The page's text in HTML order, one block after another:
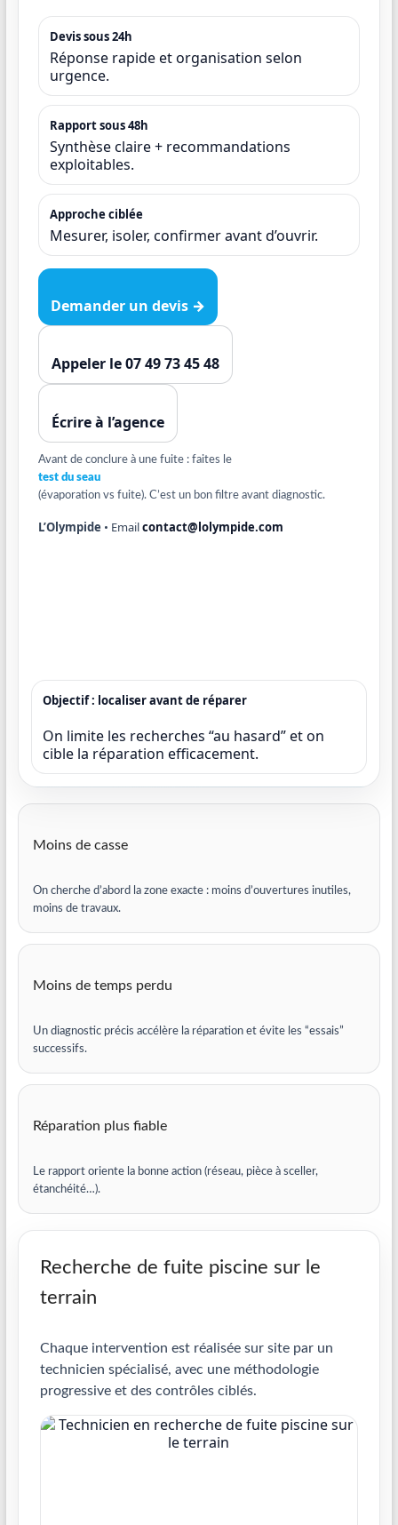
Devis sous 24h
Réponse rapide et organisation selon
urgence.
Rapport sous 48h
Synthèse claire + recommandations
exploitables.
Approche ciblée
Mesurer, isoler, confirmer avant d’ouvrir.
Demander un devis →
Appeler le 07 49 73 45 48
Écrire à l’agence
Avant de conclure à une fuite : faites le
test du seau
(évaporation vs fuite). C’est un bon filtre avant diagnostic.
L’Olympide • Emailcontact@lolympide.com
Objectif : localiser avant de réparer
On limite les recherches “au hasard” et on
cible la réparation efficacement.
Moins de casse
On cherche d’abord la zone exacte : moins d’ouvertures inutiles,
moins de travaux.
Moins de temps perdu
Un diagnostic précis accélère la réparation et évite les “essais”
successifs.
Réparation plus fiable
Le rapport oriente la bonne action (réseau, pièce à sceller,
étanchéité…).
Recherche de fuite piscine sur le
terrain
Chaque intervention est réalisée sur site par un
technicien spécialisé, avec une méthodologie
progressive et des contrôles ciblés.